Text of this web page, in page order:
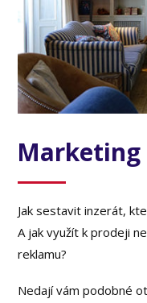
Jak sestavit inzerát,
A jak využít k prodeji
reklamu?
Nedají vám podobné